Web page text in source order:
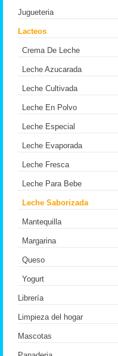
Jugueteria
Lacteos
Crema De Leche
Leche Azucarada
Leche Cultivada
Leche En Polvo
Leche Especial
Leche Evaporada
Leche Fresca
Leche Para Bebe
Leche Saborizada
Mantequilla
Margarina
Queso
Yogurt
Librería
Limpieza del hogar
Mascotas